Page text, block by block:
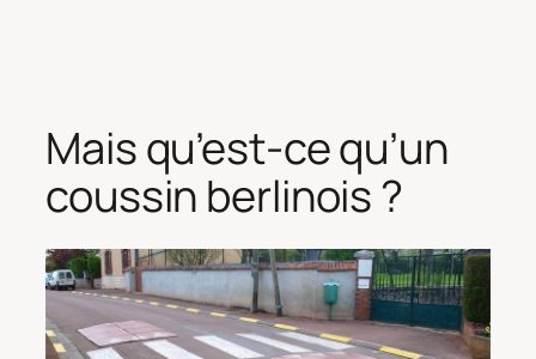
Mais qu’est-ce qu’un
coussin berlinois ?